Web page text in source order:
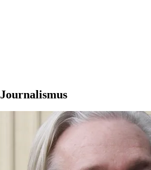
Journalismus